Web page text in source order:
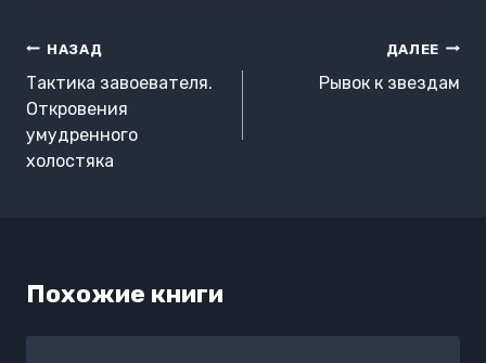
Навигация
по
записям
НАЗАД
Тактика завоевателя.
Откровения
умудренного
холостяка
ДАЛЕЕ
Рывок к звездам
Похожие книги